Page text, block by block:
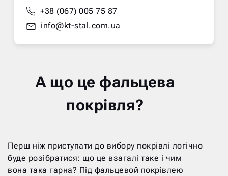
+38 (067) 005 75 87
info@kt-stal.com.ua
А що це фальцева
покрівля?
Перш ніж приступати до вибору покрівлі логічно
буде розібратися: що це взагалі таке і чим
вона така гарна? Під фальцевой покрівлею